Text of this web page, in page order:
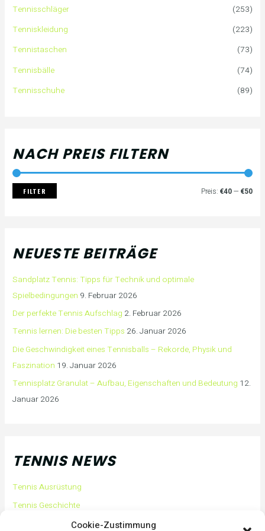
Cookie-Zustimmung
n
a
c
h
Tennisschläger
(253)
Tenniskleidung
(223)
Tennistaschen
(73)
Tennisbälle
(74)
Tennisschuhe
(89)
NACH PREIS FILTERN
e
i
s
e
i
s
FILTER Preis: €40— €50
NEUESTE BEITRÄGE
Sandplatz Tennis: Tipps für Technik und optimale
Spielbedingungen 9. Februar 2026
Der perfekte Tennis Aufschlag 2. Februar 2026
Tennis lernen: Die besten Tipps 26. Januar 2026
Die Geschwindigkeit eines Tennisballs – Rekorde, Physik und
Faszination 19. Januar 2026
Tennisplatz Granulat – Aufbau, Eigenschaften und Bedeutung 12.
Januar 2026
TENNIS NEWS
Tennis Ausrüstung
Tennis Geschichte
Tennis Tipps und Tricks